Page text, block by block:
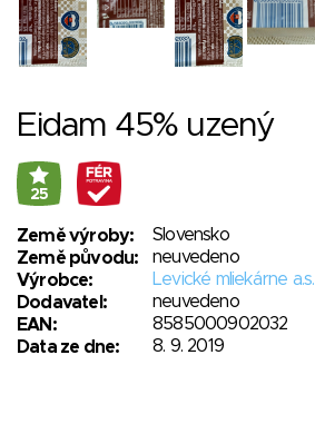
Eidam 45% uzený
25
Země výroby:
Slovensko
Země původu:
neuvedeno
Výrobce:
Levické mliekárne a.s.
Dodavatel:
neuvedeno
EAN:
8585000902032
Data ze dne:
8. 9. 2019